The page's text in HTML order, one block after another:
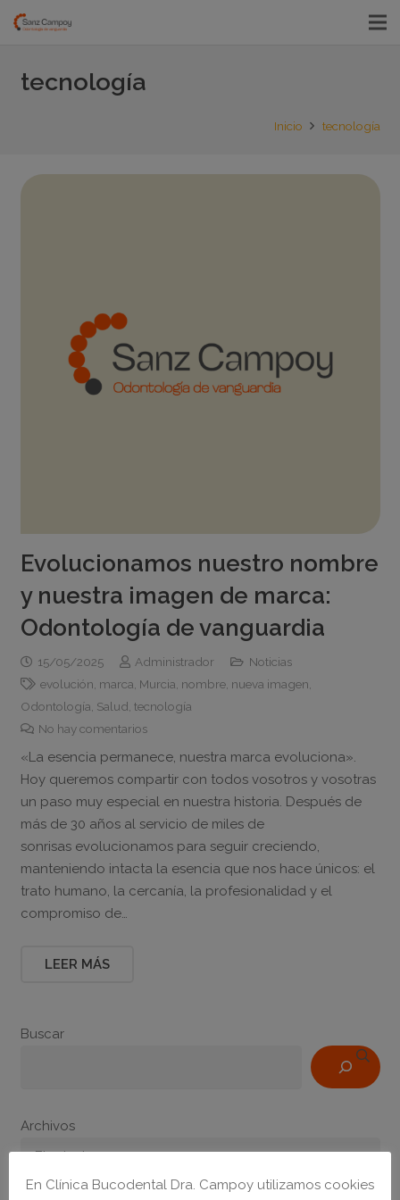
tecnología
Inicio tecnología
Evolucionamos nuestro nombre
y nuestra imagen de marca:
Odontología de vanguardia
15/05/2025 Administrador
Noticias
evolución marca Murcia nombre, nueva imagen
Odontología Salud tecnología
No hay comentarios
«La esencia permanece, nuestra marca evoluciona».
Hoy queremos compartir con todos vosotros y vosotras
un paso muy especial en nuestra historia. Después de
más de 30 años al servicio de miles de
sonrisas evolucionamos para seguir creciendo,
manteniendo intacta la esencia que nos hace únicos: el
trato humano, la cercanía, la profesionalidad y el
compromiso de…
LEER MÁS
Buscar
Archivos
En Clínica Bucodental Dra. Campoy utilizamos cookies